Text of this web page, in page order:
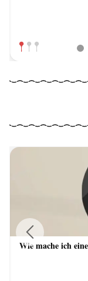
Wie mache ich
Previous